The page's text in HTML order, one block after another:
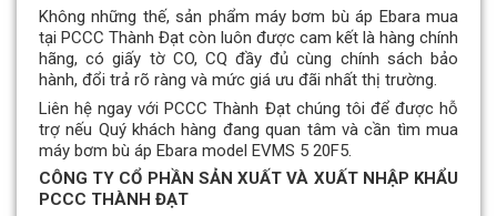
Không những thế, sản phẩm máy bơm bù áp Ebara mua
tại PCCC Thành Đạt còn luôn được cam kết là hàng chính
hãng, có giấy tờ CO, CQ đầy đủ cùng chính sách bảo
hành, đổi trả rõ ràng và mức giá ưu đãi nhất thị trường.
Liên hệ ngay với PCCC Thành Đạt chúng tôi để được hỗ
trợ nếu Quý khách hàng đang quan tâm và cần tìm mua
máy bơm bù áp Ebara model EVMS 5 20F5.
CÔNG TY CỔ PHẦN SẢN XUẤT VÀ XUẤT NHẬP KHẨU
PCCC THÀNH ĐẠT